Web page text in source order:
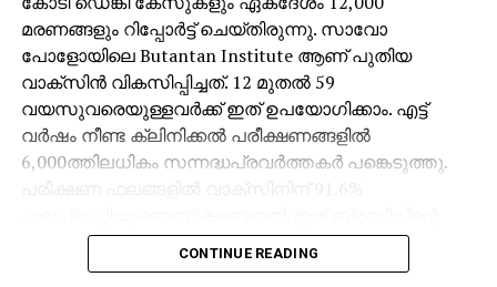
മരണങ്ങളും റിപ്പോര്‍ട്ട് ചെയ്തിരുന്നു. സാവോ
പോളോയിലെ Butantan Institute ആണ് പുതിയ
വാക്സിന്‍ വികസിപ്പിച്ചത്. 12 മുതല്‍ 59
വയസുവരെയുള്ളവര്‍ക്ക് ഇത് ഉപയോഗിക്കാം. എട്ട്
വര്‍ഷം നീണ്ട ക്ലിനിക്കല്‍ പരീക്ഷണങ്ങളില്‍
6,000ത്തിലധികം സന്നദ്ധപ്രവര്‍ത്തകര്‍ പങ്കെടുത്തു.
ശാസ്ത്രആരോഗ്യരംഗത്തെ ഒരു ചരിത്ര നേട്ടമാണെന്ന്
Butantan Institute ഡയറക്ടര്‍ എസ്പര്‍ കല്ലാസ്
CONTINUE READING